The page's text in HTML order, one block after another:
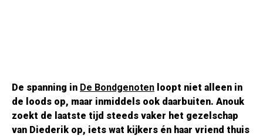
De spanning in De Bondgenoten loopt niet alleen in
de loods op, maar inmiddels ook daarbuiten. Anouk
zoekt de laatste tijd steeds vaker het gezelschap
van Diederik op, iets wat kijkers én haar vriend thuis